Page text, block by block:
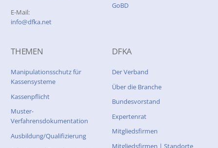
E-Mail:
info@dfka.net
GoBD
THEMEN
Manipulationsschutz für
Kassensysteme
Kassenpflicht
Muster-
Verfahrensdokumentation
Ausbildung/Qualifizierung
DFKA
Der Verband
Über die Branche
Bundesvorstand
Expertenrat
Mitgliedsfirmen
Mitgliedsfirmen | Standorte